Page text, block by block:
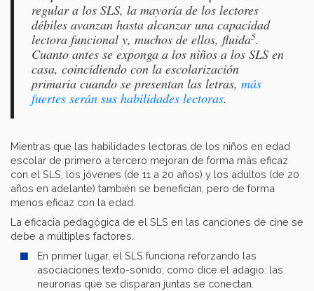
regular a los SLS, la mayoría de los lectores
débiles avanzan hasta alcanzar una capacidad
lectora funcional y, muchos de ellos, fluida5.
Cuanto antes se exponga a los niños a los SLS en
casa, coincidiendo con la escolarización
primaria cuando se presentan las letras, más
fuertes serán sus habilidades lectoras.
Mientras que las habilidades lectoras de los niños en edad
escolar de primero a tercero mejoran de forma más eficaz
con el SLS, los jóvenes (de 11 a 20 años) y los adultos (de 20
años en adelante) también se benefician, pero de forma
menos eficaz con la edad.
La eficacia pedagógica de el SLS en las canciones de cine se
debe a múltiples factores.
En primer lugar, el SLS funciona reforzando las
asociaciones texto-sonido; como dice el adagio: las
neuronas que se disparan juntas se conectan.